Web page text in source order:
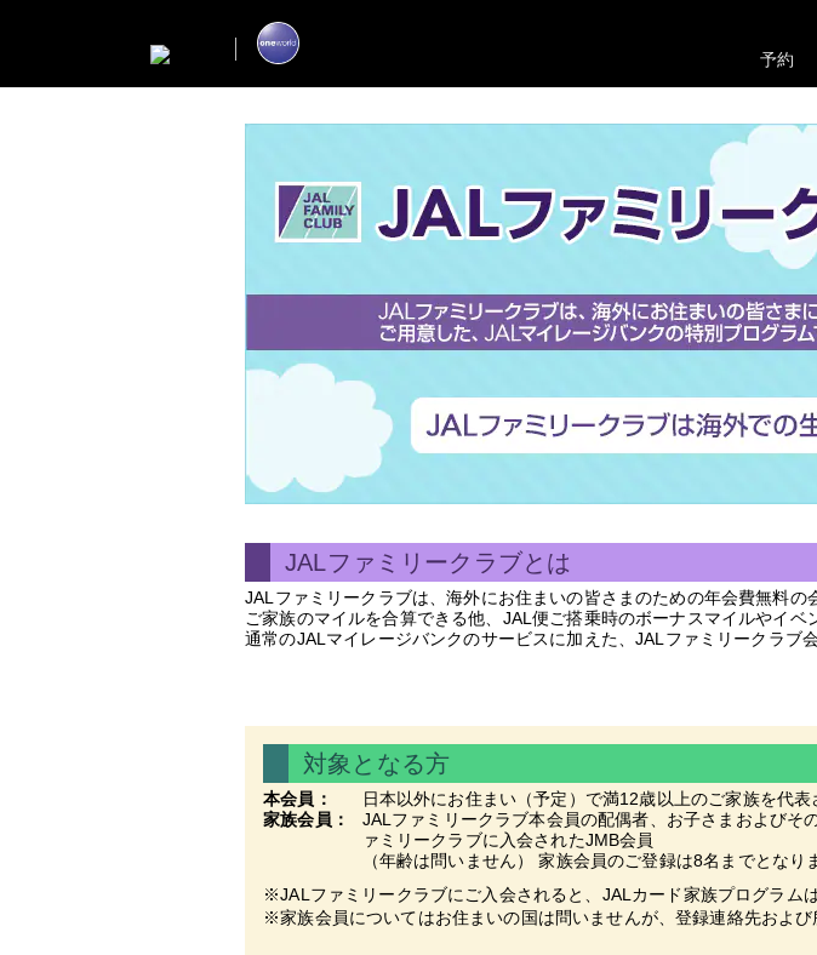
予約
JALファミリークラブとは
JALファミリークラブは、海外にお住まいの皆さまのための年会費無料の
ご家族のマイルを合算できる他、JAL便ご搭乗時のボーナスマイルやイベ
通常のJALマイレージバンクのサービスに加えた、JALファミリークラブ
対象となる方
本会員：
日本以外にお住まい（予定）で満12歳以上のご家族を代表
家族会員：
JALファミリークラブ本会員の配偶者、お子さまおよびそ
ァミリークラブに入会されたJMB会員
（年齢は問いません） 家族会員のご登録は8名までとなり
※JALファミリークラブにご入会されると、JALカード家族プログラム
※家族会員についてはお住まいの国は問いませんが、登録連絡先および